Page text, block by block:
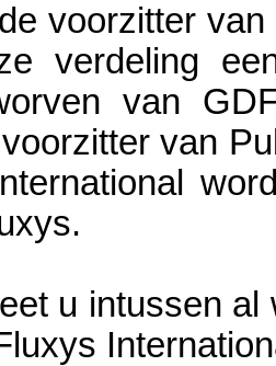
voorzitter
verdeling
van
van
u intussen